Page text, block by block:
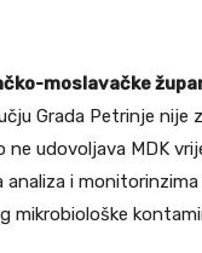
moslavačke
Grada Petrinje nije
udovoljava MDK
i
mikrobiološke